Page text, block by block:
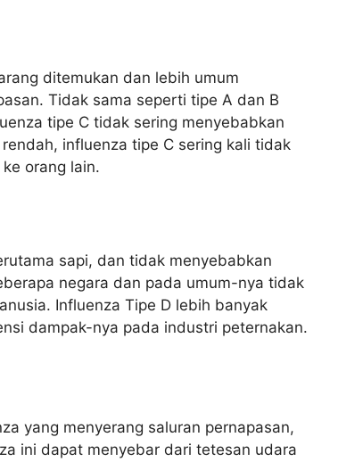
ditemukan dan lebih umum
Tidak sama seperti tipe A dan B
tipe C tidak sering menyebabkan
influenza tipe C sering kali tidak
orang lain.
sapi, dan tidak menyebabkan
negara dan pada umum-nya tidak
Influenza Tipe D lebih banyak
dampak-nya pada industri peternakan.
yang menyerang saluran pernapasan,
ini dapat menyebar dari tetesan udara